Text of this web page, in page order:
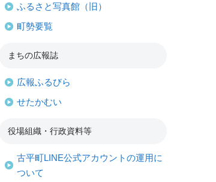
ふるさと写真館（旧）
町勢要覧
まちの広報誌
広報ふるびら
せたかむい
役場組織・行政資料等
古平町LINE公式アカウントの運用に
ついて